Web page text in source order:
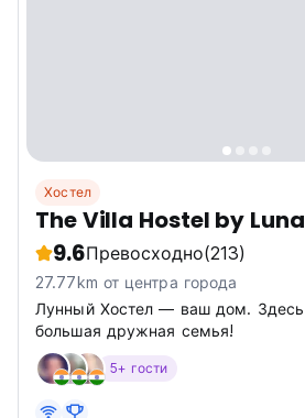
Хостел
The Villa Hostel by
9.6Превосходно(213)
27.77km от центра города
Лунный Хостел — ваш дом. Здесь
большая дружная семья!
5+ гости